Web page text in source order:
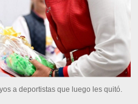
a deportistas que luego les quitó.